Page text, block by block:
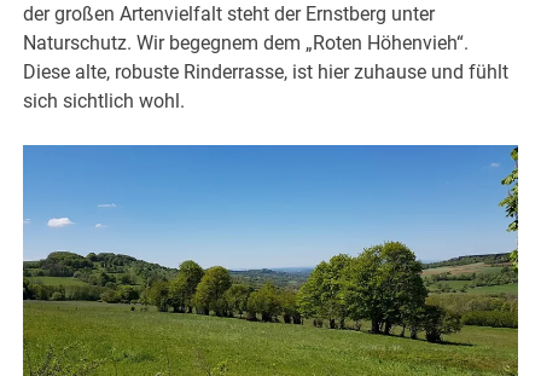
der großen Artenvielfalt steht der Ernstberg unter
Naturschutz. Wir begegnem dem „Roten Höhenvieh“.
Diese alte, robuste Rinderrasse, ist hier zuhause und fühlt
sich sichtlich wohl.